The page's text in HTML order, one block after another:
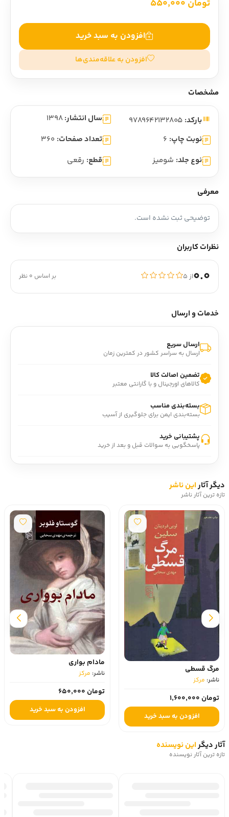
تومان 550,000
افزودن به سبد خرید
افزودن به علاقه‌مندی‌ها
مشخصات
بارکد: سال انتشار: 1398
نوبت چاپ: 6 تعداد صفحات: 360
نوع جلد: شومیز قطع: رقعی
معرفی
توضیحی ثبت نشده است.
نظرات کاربران
0.0از ۵ بر اساس 0 نظر
خدمات و ارسال
ارسال سریع
ارسال به سراسر کشور در کمترین زمان
تضمین اصالت کالا
کالاهای اورجینال و با گارانتی معتبر
بسته‌بندی مناسب
بسته‌بندی ایمن برای جلوگیری از آسیب
پشتیبانی خرید
پاسخگویی به سوالات قبل و بعد از خرید
دیگر آثاراین ناشر
تازه ترین آثار ناشر
مرگ قسطی
ناشر: مرکز
تومان 1,600,000
افزودن به سبد خرید
مادام بواری
ناشر: مرکز
تومان 650,000
افزودن به سبد خرید
آثار دیگراین نویسنده
تازه ترین آثار نویسنده